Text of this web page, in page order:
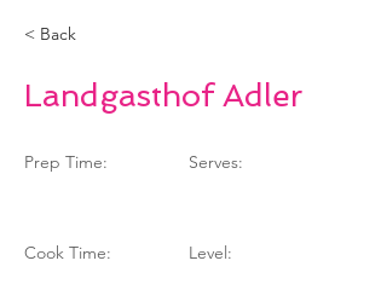
< Back
Landgasthof Adler
Prep Time:
Cook Time:
Serves:
Level: